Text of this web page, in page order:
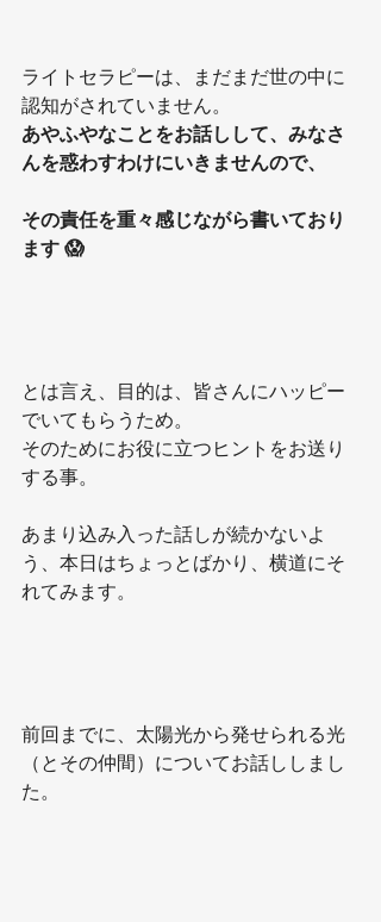
ライトセラピーは、まだまだ世の中に
認知がされていません。
あやふやなことをお話しして、みなさ
んを惑わすわけにいきませんので、
その責任を重々感じながら書いており
ます 😱
とは言え、目的は、皆さんにハッピー
でいてもらうため。
そのためにお役に立つヒントをお送り
する事。
あまり込み入った話しが続かないよ
う、本日はちょっとばかり、横道にそ
れてみます。
前回までに、太陽光から発せられる光
（とその仲間）についてお話ししまし
た。